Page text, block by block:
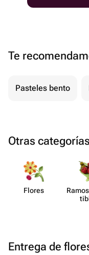
Te
Pasteles bento
Otras categorías
Flores
Entrega de